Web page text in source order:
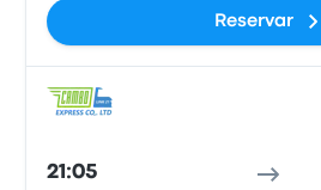
Reservar
21:05